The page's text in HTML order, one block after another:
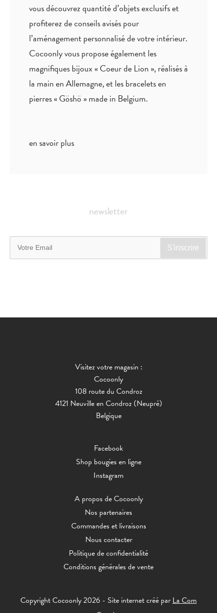
vous découvrez quantitéd’objets exclusifset
profiterez deconseils aviséspour
l’aménagement personnalisé de votre intérieur.
Cocoonly vous propose également les
magnifiques bijoux « Coeur de Lion », réalisés à
la main en Allemagne, et les bracelets en
pierres « Göshö » made in Belgium.
en savoir plus
newsletter
Visitez votre magasin :
Cocoonly
108 route du Condroz
4121 Neuville en Condroz (Neupré)
Belgique
Facebook
Shop bougies en ligne
Instagram
A propos de Cocoonly
Nos partenaires
Commandes et livraisons
Nous contacter
Politique de confidentialité
Conditions générales de vente
Copyright Cocoonly 2026 - Site internet créé parLa Com